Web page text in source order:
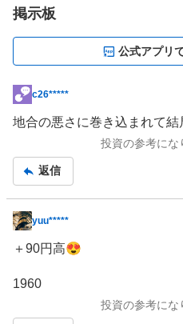
掲示板
公式アプリ
掲
示
記
事
c26*****
地合の悪さに巻き込まれて
投資の参考にな
返信
掲
示
記
yuu*****
＋90円高😍
1960
投資の参考にな